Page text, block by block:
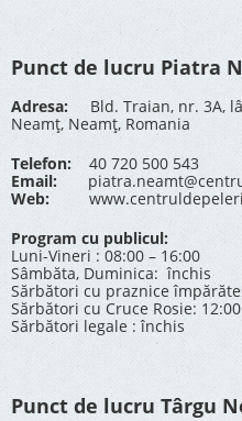
Punct de lucru Piatra
Adresa: Bld. Traian, nr. 3A,
Neamț, Neamț, Romania
Telefon:40 720 500 543
Email:
Web:
Program cu publicul:
Luni-Vineri : 08:00 – 16:00
Sâmbăta, Duminica: închis
Sărbători cu praznice
Sărbători cu Cruce Rosie:
Sărbători legale : închis
Punct de lucru Târgu